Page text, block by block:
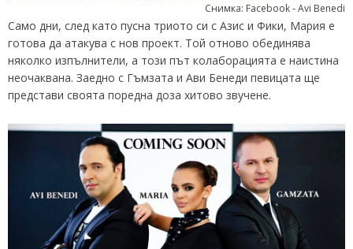
Снимка: Facebook - Avi Benedi
Само дни, след като пусна триото си с Азис и Фики, Мария е
готова да атакува с нов проект. Той отново обединява
няколко изпълнители, а този път колаборацията е наистина
неочаквана. Заедно с Гъмзата и Ави Бенеди певицата ще
представи своята поредна доза хитово звучене.